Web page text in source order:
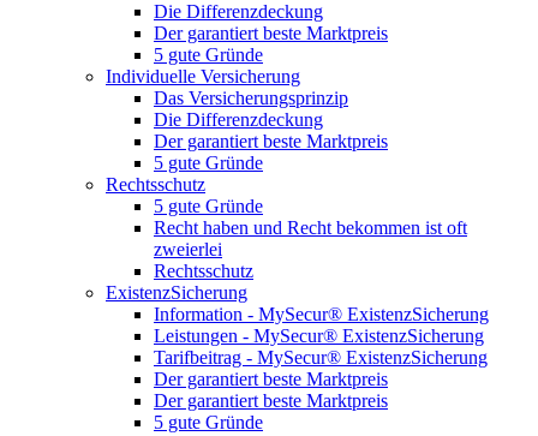
Die Differenzdeckung
Der garantiert beste Marktpreis
5 gute Gründe
Individuelle Versicherung
Das Versicherungsprinzip
Die Differenzdeckung
Der garantiert beste Marktpreis
5 gute Gründe
Rechtsschutz
5 gute Gründe
Recht haben und Recht bekommen ist oft
zweierlei
Rechtsschutz
ExistenzSicherung
Information - MySecur® ExistenzSicherung
Leistungen - MySecur® ExistenzSicherung
Tarifbeitrag - MySecur® ExistenzSicherung
Der garantiert beste Marktpreis
Der garantiert beste Marktpreis
5 gute Gründe